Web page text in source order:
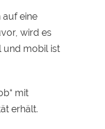
auf eine
wird es
und mobil ist
mit
erhält.